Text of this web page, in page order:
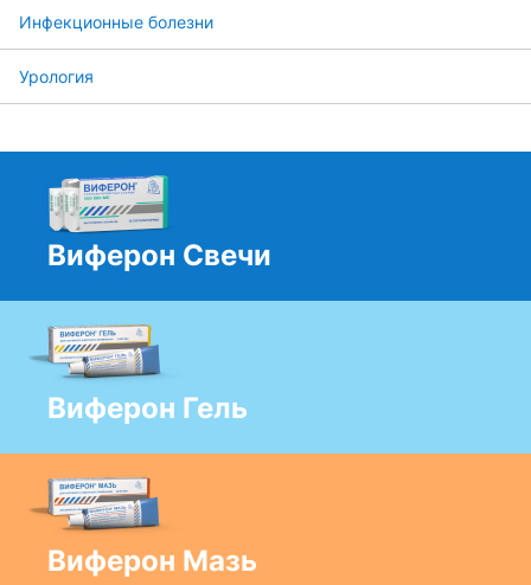
Инфекционные болезни
Урология
Виферон Свечи
Виферон Гель
Виферон Мазь